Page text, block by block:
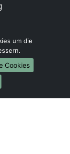
um die
Cookies